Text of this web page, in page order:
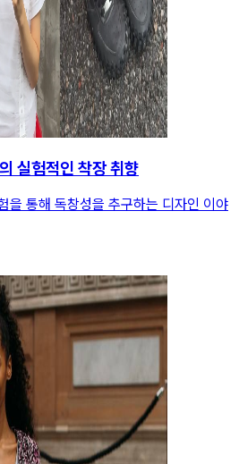
실험적인 착장 취향
을 통해 독창성을 추구하는 디자인 이야